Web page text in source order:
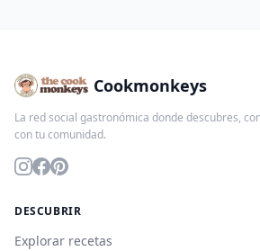
Cookmonkeys
La red social gastronómica donde descubres,
con tu comunidad.
DESCUBRIR
Explorar recetas